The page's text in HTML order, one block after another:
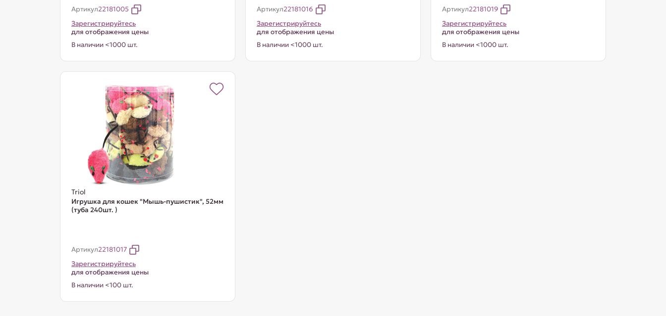
Артикул22181005
Зарегистрируйтесь
для отображения цены
В наличии <1000 шт.
Артикул22181016
Зарегистрируйтесь
для отображения цены
В наличии <1000 шт.
Артикул22181019
Зарегистрируйтесь
для отображения цены
В наличии <1000 шт.
Triol
Игрушка для кошек "Мышь-пушистик", 52мм
(туба 240шт. )
Артикул22181017
Зарегистрируйтесь
для отображения цены
В наличии <100 шт.